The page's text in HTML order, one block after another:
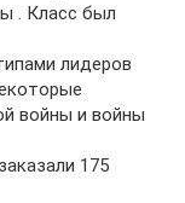
. Класс был
лидеров
войны и войны
175